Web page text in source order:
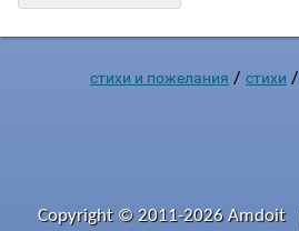
стихи и пожелания / стихи /
Copyright © 2011-2026 Amdoit